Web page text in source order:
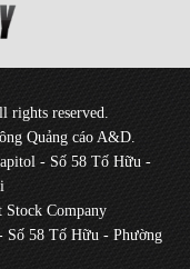
reserved.
Quảng cáo A&D.
- Số 58 Tố Hữu -
Company
Số 58 Tố Hữu - Phường